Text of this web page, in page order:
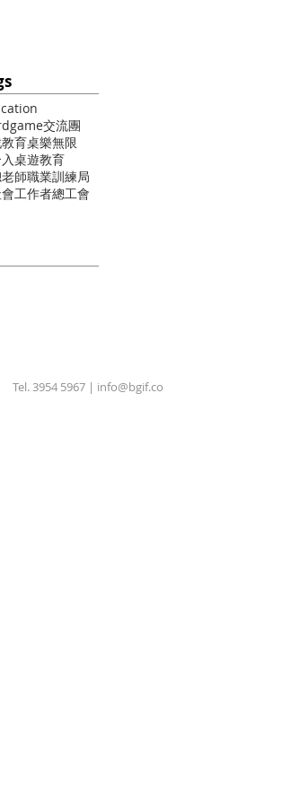
交流團
育桌樂無限
桌遊教育
老師職業訓練局
工作者總工會
Tel. 3954 5967 | info@bgif.co